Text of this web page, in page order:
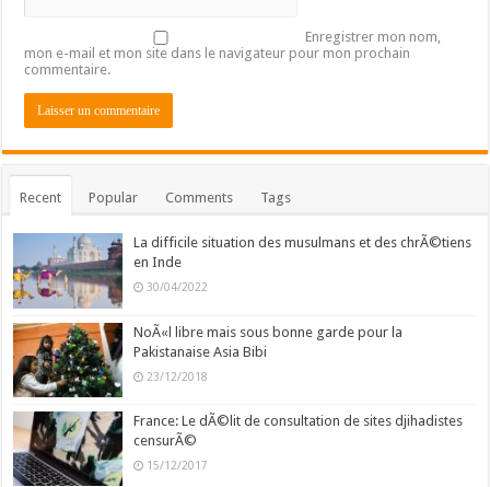
Enregistrer mon nom,
mon e-mail et mon site dans le navigateur pour mon prochain
commentaire.
Recent Popular Comments Tags
La difficile situation des musulmans et des chrÃ©tiens
en Inde
30/04/2022
NoÃ«l libre mais sous bonne garde pour la
Pakistanaise Asia Bibi
23/12/2018
France: Le dÃ©lit de consultation de sites djihadistes
censurÃ©
15/12/2017